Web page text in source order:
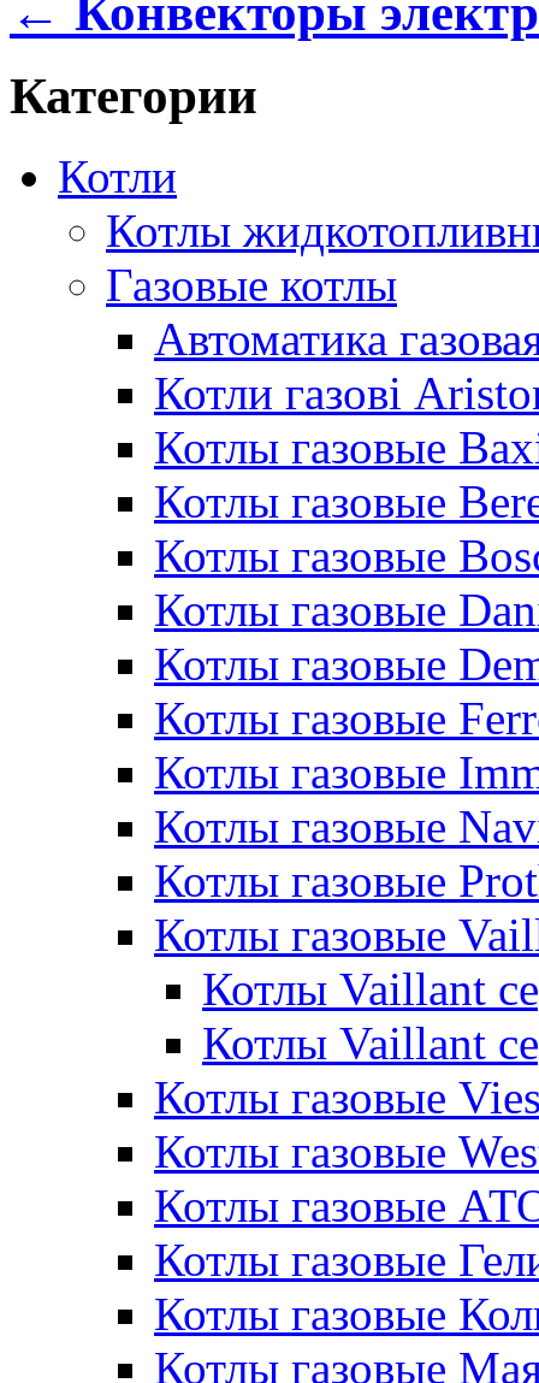
← Конвекторы
Категории
Котли
Котлы
Газовые котлы
Автоматика
Котли газові
Котлы газовые
Котлы газовые
Котлы газовые
Котлы газовые
Котлы газовые
Котлы газовые
Котлы газовые
Котлы газовые
Котлы газовые
Котлы газовые
Котлы Vaillant
Котлы Vaillant
Котлы газовые
Котлы газовые
Котлы газовые
Котлы газовые
Котлы газовые
Котлы газовые